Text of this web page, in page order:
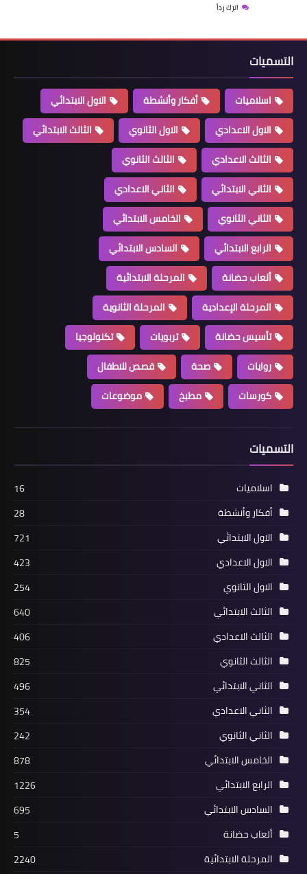
اترك رداً
التسميات
اسلاميات أفكار وأنشطة
الاول الابتدائي
الاول الاعدادي
الاول الثانوي
الثالث الابتدائي
الثالث الاعدادي
الثالث الثانوي
الثاني الابتدائي
الثاني الاعدادي
الثاني الثانوي
الخامس الابتدائي
الرابع الابتدائي
السادس الابتدائي
ألعاب حضانة
المرحلة الابتدائية
المرحلة الإعدادية
المرحلة الثانوية
تأسيس حضانة
تربويات
تكنولوجيا
روايات
صحة
قصص للاطفال
كورسات
مطبخ موضوعات
التسميات
اسلاميات
16
أفكار وأنشطة
28
الاول الابتدائي
721
الاول الاعدادي
423
الاول الثانوي
254
الثالث الابتدائي
640
الثالث الاعدادي
406
الثالث الثانوي
825
الثاني الابتدائي
496
الثاني الاعدادي
354
الثاني الثانوي
242
الخامس الابتدائي
878
الرابع الابتدائي
1226
السادس الابتدائي
695
ألعاب حضانة
5
المرحلة الابتدائية
2240